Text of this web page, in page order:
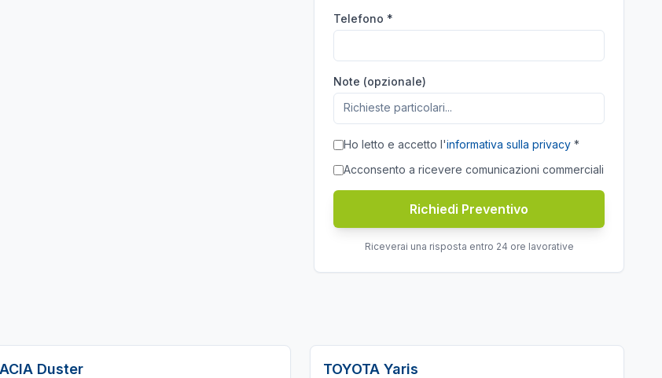
Telefono *
Note (opzionale)
Ho letto e accetto l'informativa sulla privacy *
Acconsento a ricevere comunicazioni commerciali
Richiedi Preventivo
Riceverai una risposta entro 24 ore lavorative
Duster TOYOTA Yaris